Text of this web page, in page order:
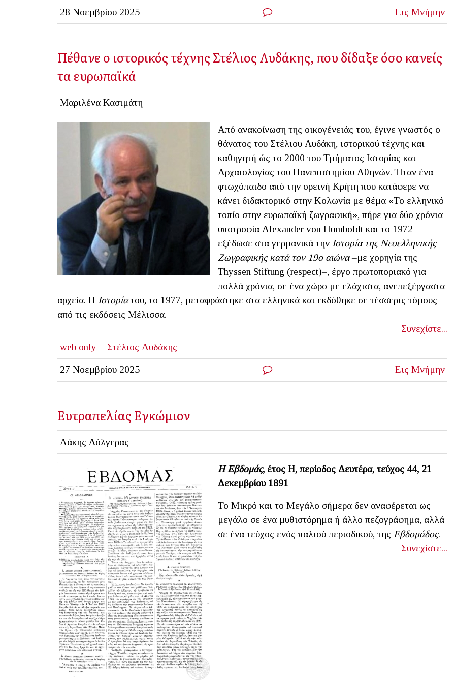
28 Νοεμβρίου 2025 Εις Μνήμην
Πέθανε ο ιστορικός τέχνης Στέλιος Λυδάκης, που δίδαξε όσο κανείς
τα ευρωπαϊκά
Μαριλένα Κασιμάτη
Από ανακοίνωση της οικογένειάς του, έγινε γνωστός ο
θάνατος του Στέλιου Λυδάκη, ιστορικού τέχνης και
καθηγητή ώς το 2000 του Τμήματος Ιστορίας και
Αρχαιολογίας του Πανεπιστημίου Αθηνών. Ήταν ένα
φτωχόπαιδο από την ορεινή Κρήτη που κατάφερε να
κάνει διδακτορικό στην Κολωνία με θέμα «Το ελληνικό
τοπίο στην ευρωπαϊκή ζωγραφική», πήρε για δύο χρόνια
υποτροφία Alexander von Humboldt και το 1972
εξέδωσε στα γερμανικά την Ιστορία της Νεοελληνικής
Ζωγραφικής κατά τον 19ο αιώνα–με χορηγία της
Thyssen Stiftung (respect)–, έργο πρωτοποριακό για
πολλά χρόνια, σε ένα χώρο με ελάχιστα, ανεπεξέργαστα
αρχεία. Η Ιστορίατου, το 1977, μεταφράστηκε στα ελληνικά και εκδόθηκε σε τέσσερις τόμους
από τις εκδόσεις Μέλισσα.
Συνεχίστε...
web only
Στέλιος Λυδάκης
27 Νοεμβρίου 2025 Εις Μνήμην
Ευτραπελίας Εγκώμιον
Λάκης Δόλγερας
Η Εβδομάς, έτος Η, περίοδος Δευτέρα, τεύχος 44, 21
Δεκεμβρίου 1891
Το Μικρό και το Μεγάλο σήμερα δεν αναφέρεται ως
μεγάλο σε ένα μυθιστόρημα ή άλλο πεζογράφημα, αλλά
σε ένα τεύχος ενός παλιού περιοδικού, της Εβδομάδος.
Συνεχίστε...